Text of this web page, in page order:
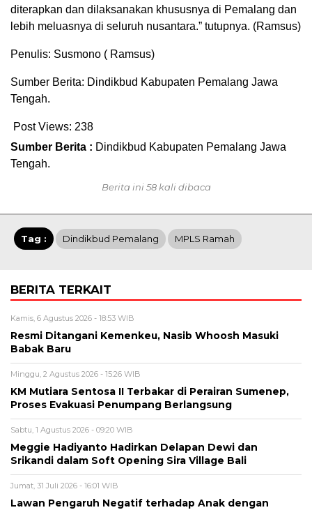
diterapkan dan dilaksanakan khususnya di Pemalang dan
lebih meluasnya di seluruh nusantara.” tutupnya. (Ramsus)
Penulis: Susmono ( Ramsus)
Sumber Berita: Dindikbud Kabupaten Pemalang Jawa
Tengah.
Post Views: 238
Sumber Berita : Dindikbud Kabupaten Pemalang Jawa
Tengah.
Berita ini 58 kali dibaca
Tag : Dindikbud Pemalang MPLS Ramah
BERITA TERKAIT
Kamis, 6 Agustus 2026 - 18:53 WIB
Resmi Ditangani Kemenkeu, Nasib Whoosh Masuki
Babak Baru
Minggu, 2 Agustus 2026 - 15:26 WIB
KM Mutiara Sentosa II Terbakar di Perairan Sumenep,
Proses Evakuasi Penumpang Berlangsung
Sabtu, 1 Agustus 2026 - 09:20 WIB
Meggie Hadiyanto Hadirkan Delapan Dewi dan
Srikandi dalam Soft Opening Sira Village Bali
Jumat, 31 Juli 2026 - 16:01 WIB
Lawan Pengaruh Negatif terhadap Anak dengan